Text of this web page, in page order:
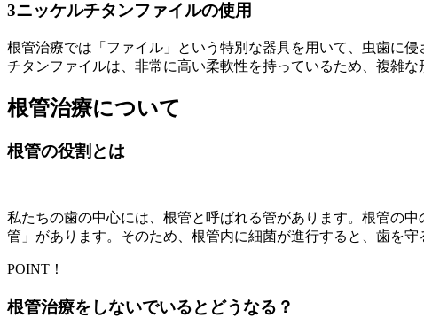
3ニッケルチタンファイルの使用
根管治療では「ファイル」という特別な器具を用いて、虫歯に
チタンファイルは、非常に高い柔軟性を持っているため、複雑
根管治療について
根管の役割とは
私たちの歯の中心には、根管と呼ばれる管があります。根管の
管」があります。そのため、根管内に細菌が進行すると、歯を守
POINT！
根管治療をしないでいるとどうなる？